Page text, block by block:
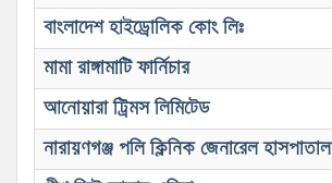
বাংলাদেশ হাইড্রোলিক কোং লিঃ
মামা রাঙ্গামাটি ফার্নিচার
আনোয়ারা ট্রিমস লিমিটেড
নারায়ণগঞ্জ পলি ক্লিনিক জেনারেল হাসপাতাল